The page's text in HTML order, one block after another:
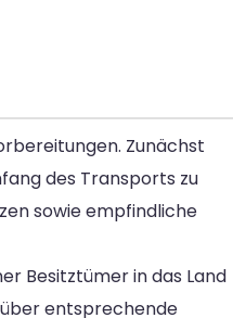
Zunächst
des Transports zu
sowie empfindliche
Besitztümer in das Land
entsprechende